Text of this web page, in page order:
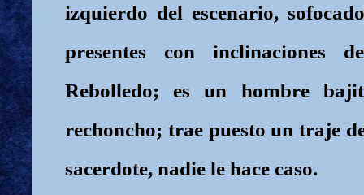
izquierdo del escenario,
presentes con inclinaciones
Rebolledo; es un hombre
rechoncho; trae puesto un traje
sacerdote, nadie le hace caso.